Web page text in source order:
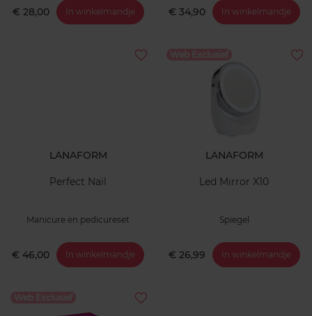
€ 28,00 In winkelmandje € 34,90 In winkelmandje
LANAFORM
Perfect Nail
Manicure en pedicureset
€ 46,00 In winkelmandje
LANAFORM
Led Mirror X10
Spiegel
€ 26,99 In winkelmandje